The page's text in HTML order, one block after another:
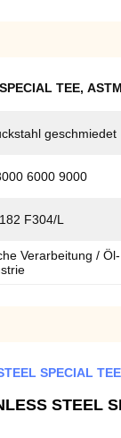
TEE,
geschmiedet
6000 9000
F304/L
Verarbeitung /
SPECIAL TEE
STEEL